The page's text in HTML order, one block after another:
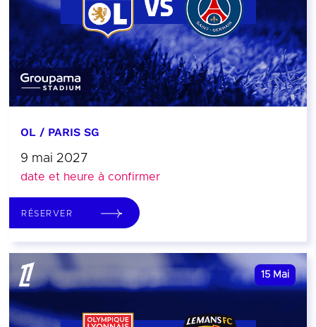
OL / PARIS SG
9 mai 2027
date et heure à confirmer
RÉSERVER
15 Mai